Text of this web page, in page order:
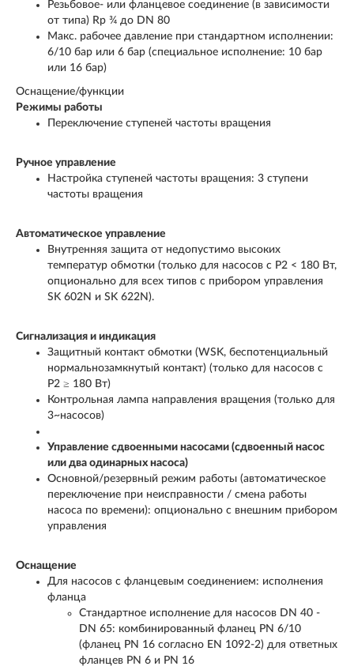
Резьбовое‐ или фланцевое соединение (в зависимости
от типа) Rp ¾ до DN 80
Макс. рабочее давление при стандартном исполнении:
6/10 бар или 6 бар (специальное исполнение: 10 бар
или 16 бар)
Оснащение/функции
Режимы работы
Переключение ступеней частоты вращения
Ручное управление
Настройка ступеней частоты вращения: 3 ступени
частоты вращения
Автоматическое управление
Внутренняя защита от недопустимо высоких
температур обмотки (только для насосов с P2 < 180 Вт,
опционально для всех типов с прибором управления
SK 602N и SK 622N).
Сигнализация и индикация
Защитный контакт обмотки (WSK, беспотенциальный
нормальнозамкнутый контакт) (только для насосов с
P2 ≥ 180 Вт)
Контрольная лампа направления вращения (только для
3~насосов)
Управление сдвоенными насосами (сдвоенный насос
или два одинарных насоса)
Основной/резервный режим работы (автоматическое
переключение при неисправности / смена работы
насоса по времени): опционально с внешним прибором
управления
Оснащение
Для насосов с фланцевым соединением: исполнения
фланца
Стандартное исполнение для насосов DN 40 -
DN 65: комбинированный фланец PN 6/10
(фланец PN 16 согласно EN 1092-2) для ответных
фланцев PN 6 и PN 16